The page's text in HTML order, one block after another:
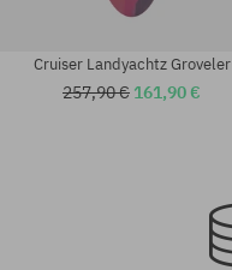
Cruiser Landyachtz Groveler
257,90 € 161,90 €